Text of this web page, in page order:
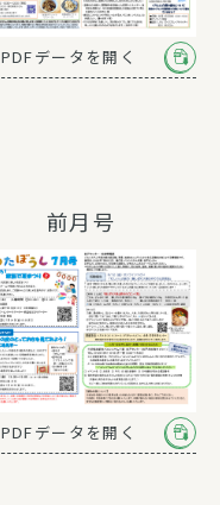
PDFデータを開く
前月号
PDFデータを開く